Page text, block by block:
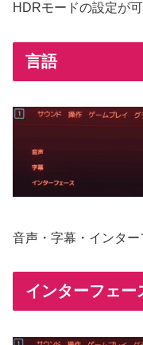
HDRモードの設定が可
言語
音声・字幕・インター
インターフェー